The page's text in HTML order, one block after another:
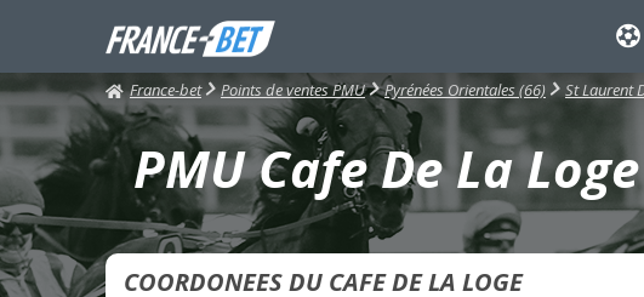
France-bet Points de ventes PMU Pyrénées Orientales (66) St Laurent
PMU Cafe De La
COORDONEES DU CAFE DE LA LOGE